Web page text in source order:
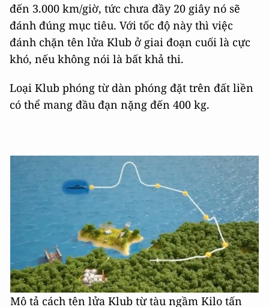
đến 3.000 km/giờ, tức chưa đầy 20 giây nó sẽ
đánh đúng mục tiêu. Với tốc độ này thì việc
đánh chặn tên lửa Klub ở giai đoạn cuối là cực
khó, nếu không nói là bất khả thi.
Loại Klub phóng từ dàn phóng đặt trên đất liền
có thể mang đầu đạn nặng đến 400 kg.
Mô tả cách tên lửa Klub từ tàu ngầm Kilo tấn